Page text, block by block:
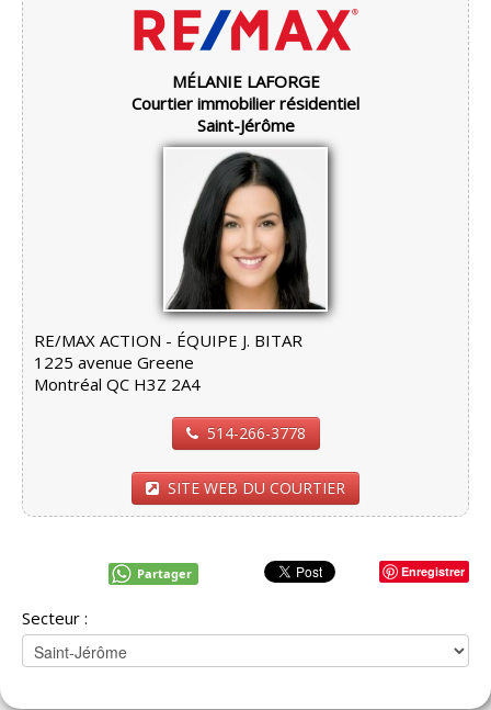
MÉLANIE LAFORGE
Courtier immobilier résidentiel
Saint-Jérôme
RE/MAX ACTION - ÉQUIPE J. BITAR
1225 avenue Greene
Montréal QC H3Z 2A4
514-266-3778
SITE WEB DU COURTIER
Enregistrer
Partager
Secteur :